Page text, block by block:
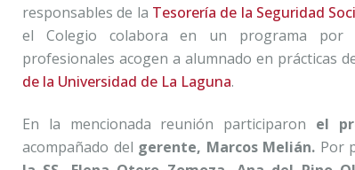
responsables de la Tesorería de la Seguridad
el Colegio colabora en un programa por
profesionales acogen a alumnado en prácticas
de la Universidad de La Laguna.
En la mencionada reunión participaron el
acompañado del gerente, Marcos Melián. Por